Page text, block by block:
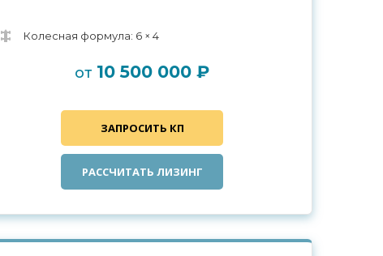
Колесная формула: 6 × 4
от 10 500 000 ₽
ЗАПРОСИТЬ КП
РАССЧИТАТЬ ЛИЗИНГ